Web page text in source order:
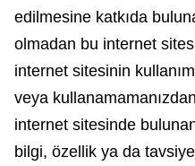
edilmesine katkıda
olmadan bu internet
internet sitesinin
veya
internet sitesinde
bilgi, özellik ya da